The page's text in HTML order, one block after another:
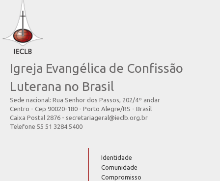
Igreja Evangélica de Confissão
Luterana no Brasil
Sede nacional: Rua Senhor dos Passos, 202/4º andar
Centro - Cep 90020-180 - Porto Alegre/RS - Brasil
Caixa Postal 2876 - secretariageral@ieclb.org.br
Telefone 55 51 3284.5400
Identidade
Comunidade
Compromisso